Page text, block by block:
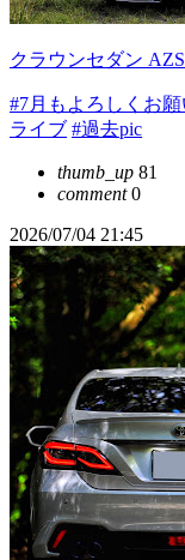
クラウンセダン
#7月もよろしくお
ライブ #過去pic
thumb_up 81
comment0
2026/07/04 21:45